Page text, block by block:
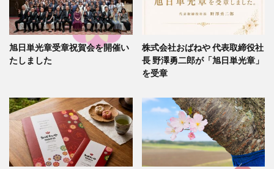
旭日単光章受章祝賀会を開催い
たしました
株式会社おばねや 代表取締役社
長 野澤勇二郎が「旭日単光章」
を受章